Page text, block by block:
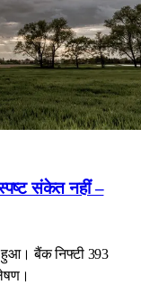
संकेत नहीं –
हुआ। बैंक निफ्टी 393